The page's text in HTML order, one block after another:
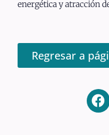
energética y atracción
Regresar a